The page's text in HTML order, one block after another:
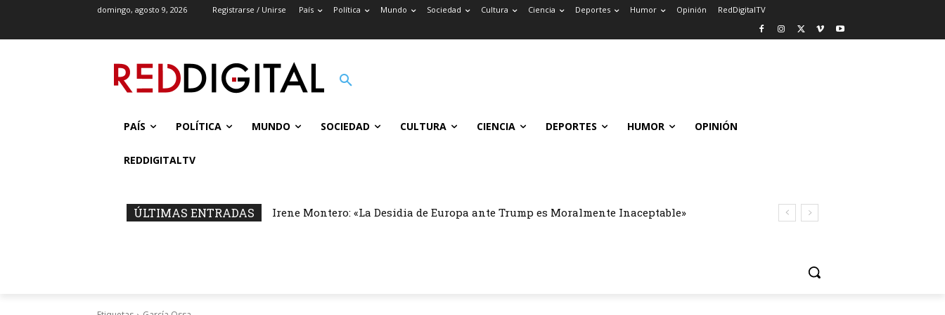
domingo, agosto 9, 2026 Registrarse / Unirse País Política Mundo Sociedad Cultura Ciencia Deportes Humor Opinión RedDigitalTV
PAÍS POLÍTICA MUNDO SOCIEDAD CULTURA CIENCIA DEPORTES HUMOR OPINIÓN
REDDIGITALTV
ÚLTIMAS ENTRADAS Irene Montero: «La Desidia de Europa ante Trump es Moralmente Inaceptable»